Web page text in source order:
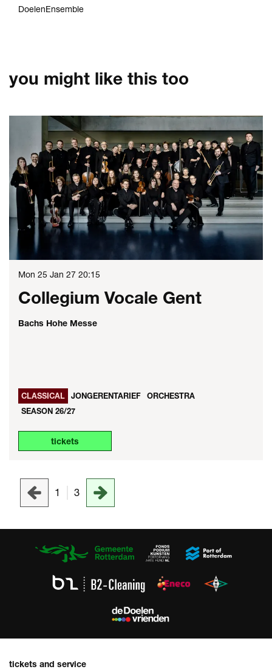
DoelenEnsemble
you might like this too
Collegium Vocale Gent
Bachs Hohe Messe
Mon 25 Jan 27 20:15
CLASSICAL JONGERENTARIEF
ORCHESTRA
SEASON 26/27
tickets
1 3
tickets and service